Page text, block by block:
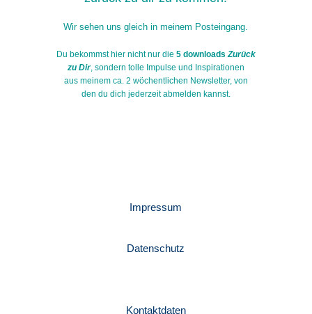
Wir sehen uns gleich in meinem Posteingang.
Du bekommst hier nicht nur die 5 downloadsZurück
zu Dir, sondern tolle Impulse und Inspirationen
aus meinem ca. 2 wöchentlichen Newsletter, von
den du dich jederzeit abmelden kannst.
Impressum
Datenschutz
Kontaktdaten